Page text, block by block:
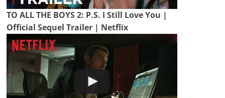
TO ALL THE BOYS 2: P.S. I Still Love You |
Official Sequel Trailer | Netflix